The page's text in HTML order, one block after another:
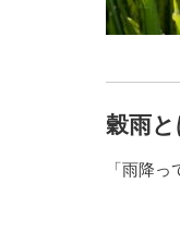
穀雨と
「雨降